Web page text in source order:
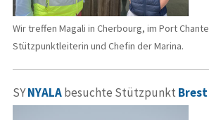
Wir treffen Magali in Cherbourg, im Port
Stützpunktleiterin und Chefin der Marina.
SYNYALAbesuchte Stützpunkt Brest